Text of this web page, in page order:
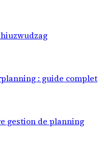
: guide complet
gestion de planning